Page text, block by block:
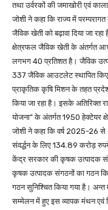
तथा उर्वरकों की जमाखोरी एवं
जोशी ने कहा कि राज्य में
जैविक खेती को बढ़ावा दिया जा
क्षेत्रफल जैविक खेती के अंतर्गत
लगभग 40 प्रतिशत है। जैविक
337 जैविक आउटलेट स्थापित किए
प्राकृतिक कृषि मिशन के तहत
किया जा रहा है। इसके अतिरिक्त
योजना” के अंतर्गत 1950 हेक्टेयर
जोशी ने कहा कि वर्ष 2025-26
संवर्द्धन के लिए 134.89 करोड़
केंद्र सरकार की कृषक उत्पादक
कृषक उत्पादक संगठनों का गठन
गठन सुनिश्चित किया गया है। अन्त
सम्मेलन में हुए इस व्यापक मंथन एवं